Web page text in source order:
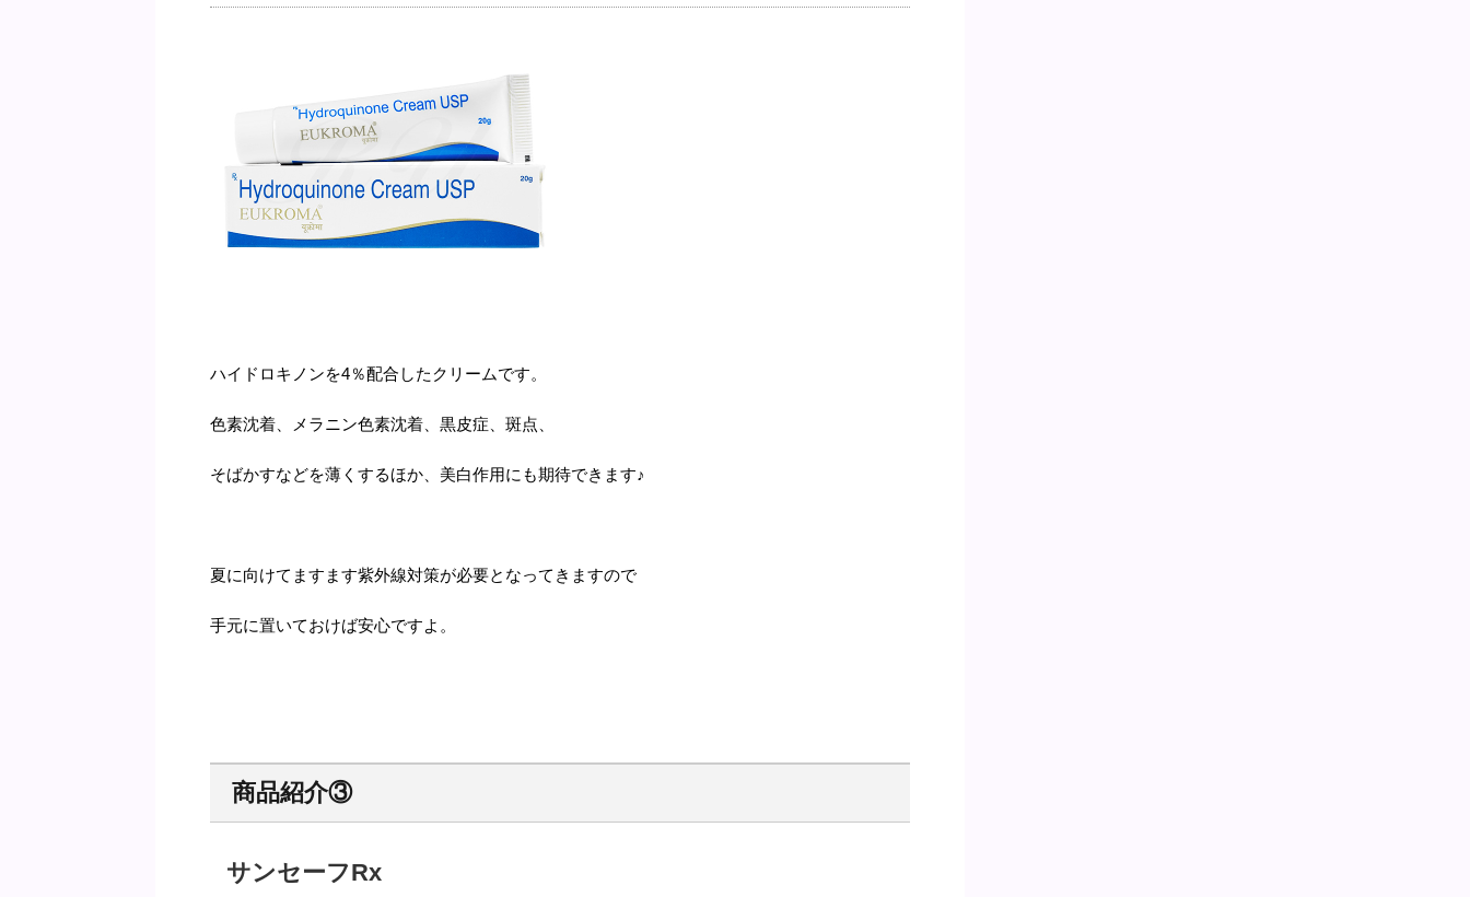
ハイドロキノンを4％配合したクリームです。
色素沈着、メラニン色素沈着、黒皮症、斑点、
そばかすなどを薄くするほか、美白作用にも期待できます♪
夏に向けてますます紫外線対策が必要となってきますので
手元に置いておけば安心ですよ。
商品紹介③
サンセーフRx